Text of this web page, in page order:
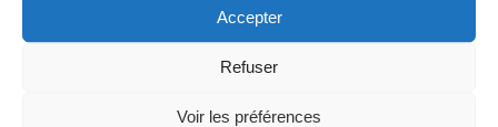
Accepter
Refuser
Voir les préférences
avec vous mes recettes gourmandes du quotidien.
N’hésitez pas à me laisser un petit commentaire
si vous les testez à votre tour…